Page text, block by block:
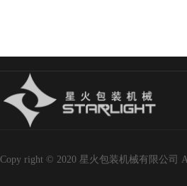
Copy right © 2020 星火包装机械有限公